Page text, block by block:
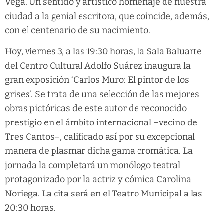
ciudad a la genial escritora, que coincide, además,
con el centenario de su nacimiento.
Hoy, viernes 3, a las 19:30 horas, la Sala Baluarte
del Centro Cultural Adolfo Suárez inaugura la
gran exposición ‘Carlos Muro: El pintor de los
grises’. Se trata de una selección de las mejores
obras pictóricas de este autor de reconocido
prestigio en el ámbito internacional –vecino de
Tres Cantos–, calificado así por su excepcional
manera de plasmar dicha gama cromática. La
jornada la completará un monólogo teatral
protagonizado por la actriz y cómica Carolina
Noriega. La cita será en el Teatro Municipal a las
20:30 horas.